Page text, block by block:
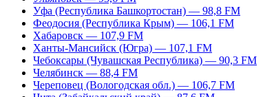
Уфа (Республика Башкортостан) — 98,8 FM
Феодосия (Республика Крым) — 106,1 FM
Хабаровск — 107,9 FM
Ханты-Мансийск (Югра) — 107,1 FM
Чебоксары (Чувашская Республика) — 90,3 FM
Челябинск — 88,4 FM
Череповец (Вологодская обл.) — 106,7 FM